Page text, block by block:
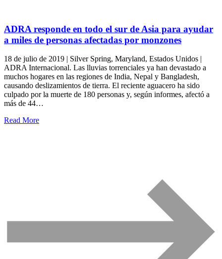
ADRA responde en todo el sur de Asia para ayudar
a miles de personas afectadas por monzones
18 de julio de 2019 | Silver Spring, Maryland, Estados Unidos |
ADRA Internacional. Las lluvias torrenciales ya han devastado a
muchos hogares en las regiones de India, Nepal y Bangladesh,
causando deslizamientos de tierra. El reciente aguacero ha sido
culpado por la muerte de 180 personas y, según informes, afectó a
más de 44…
Read More